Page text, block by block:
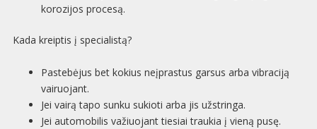
korozijos procesą.
Kada kreiptis į specialistą?
Pastebėjus bet kokius neįprastus garsus arba vibraciją
vairuojant.
Jei vairą tapo sunku sukioti arba jis užstringa.
Jei automobilis važiuojant tiesiai traukia į vieną pusę.